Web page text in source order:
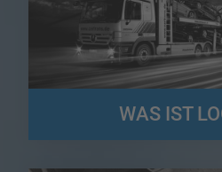
WAS IST
Konzernen, Netzwerken und